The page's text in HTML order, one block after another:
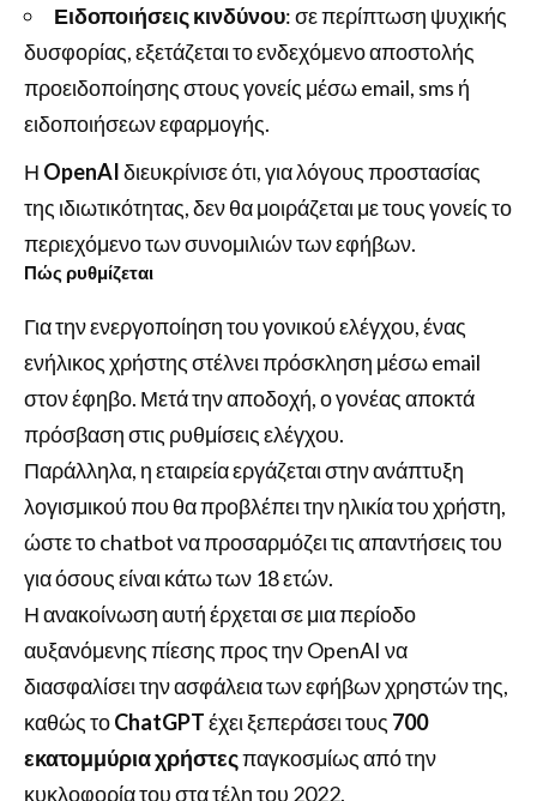
Ειδοποιήσεις κινδύνου: σε περίπτωση ψυχικής
δυσφορίας, εξετάζεται το ενδεχόμενο αποστολής
προειδοποίησης στους γονείς μέσω email, sms ή
ειδοποιήσεων εφαρμογής.
Η OpenAIδιευκρίνισε ότι, για λόγους προστασίας
της ιδιωτικότητας, δεν θα μοιράζεται με τους γονείς το
περιεχόμενο των συνομιλιών των εφήβων.
Πώς ρυθμίζεται
Για την ενεργοποίηση του γονικού ελέγχου, ένας
ενήλικος χρήστης στέλνει πρόσκληση μέσω email
στον έφηβο. Μετά την αποδοχή, ο γονέας αποκτά
πρόσβαση στις ρυθμίσεις ελέγχου.
Παράλληλα, η εταιρεία εργάζεται στην ανάπτυξη
λογισμικού που θα προβλέπει την ηλικία του χρήστη,
ώστε το chatbot να προσαρμόζει τις απαντήσεις του
για όσους είναι κάτω των 18 ετών.
Η ανακοίνωση αυτή έρχεται σε μια περίοδο
αυξανόμενης πίεσης προς την OpenAI να
διασφαλίσει την ασφάλεια των εφήβων χρηστών της,
καθώς τοChatGPTέχει ξεπεράσει τους 700
εκατομμύρια χρήστεςπαγκοσμίως από την
κυκλοφορία του στα τέλη του 2022.